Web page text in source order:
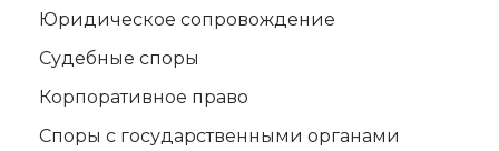
Юридическое сопровождение
Судебные споры
Корпоративное право
Споры с государственными органами